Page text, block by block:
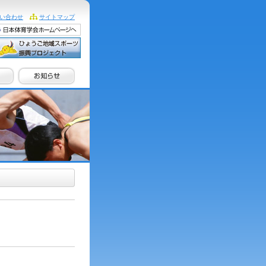
合わせ サイトマップ